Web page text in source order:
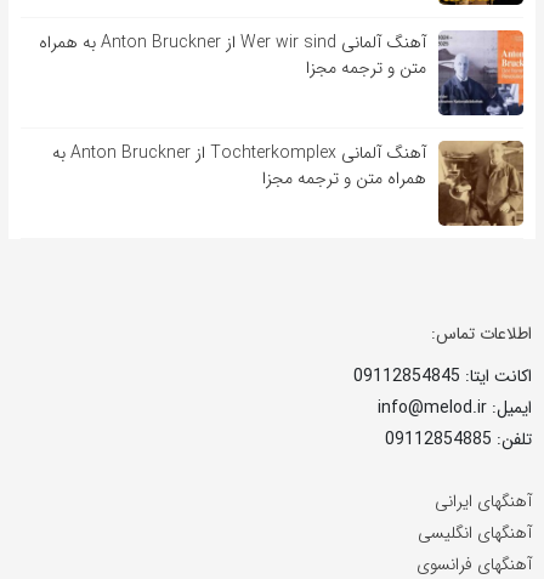
آهنگ آلمانی Wer wir sind از Anton Bruckner به همراه
متن و ترجمه مجزا
آهنگ آلمانی Tochterkomplex از Anton Bruckner به
همراه متن و ترجمه مجزا
اطلاعات تماس:
اکانت ایتا: 09112854845
ایمیل: info@melod.ir
تلفن: 09112854885
آهنگهای ایرانی
آهنگهای انگلیسی
آهنگهای فرانسوی